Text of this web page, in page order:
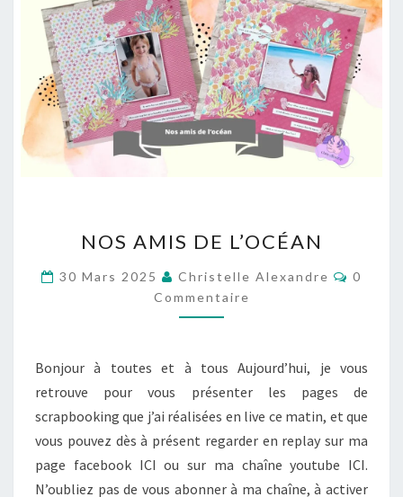
AMIS
DE
L’OCÉAN
NOS AMIS DE L’OCÉAN
30 Mars 2025 Christelle Alexandre
0
Commentaire
Bonjour à toutes et à tous Aujourd’hui, je vous
retrouve pour vous présenter les pages de
scrapbooking que j’ai réalisées en live ce matin, et que
vous pouvez dès à présent regarder en replay sur ma
page facebook ICI ou sur ma chaîne youtube ICI.
N’oubliez pas de vous abonner à ma chaîne, à activer